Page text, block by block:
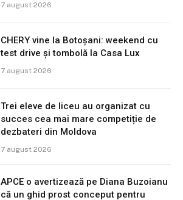
7 august 2026
CHERY vine la Botoșani: weekend cu
test drive și tombolă la Casa Lux
7 august 2026
Trei eleve de liceu au organizat cu
succes cea mai mare competiție de
dezbateri din Moldova
7 august 2026
APCE o avertizează pe Diana Buzoianu
că un ghid prost conceput pentru